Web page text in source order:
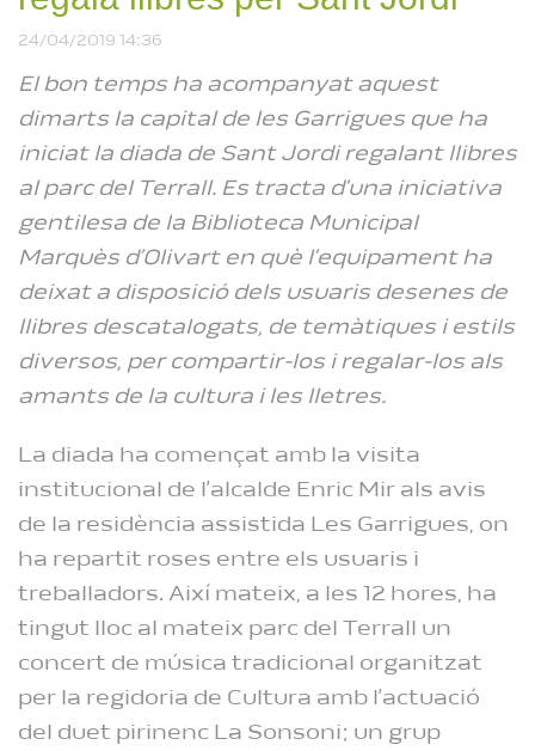
24/04/2019 14:36
El bon temps ha acompanyat aquest
dimarts la capital de les Garrigues que ha
iniciat la diada de Sant Jordi regalant llibres
al parc del Terrall. Es tracta d’una iniciativa
gentilesa de la Biblioteca Municipal
Marquès d’Olivart en què l’equipament ha
deixat a disposició dels usuaris desenes de
llibres descatalogats, de temàtiques i estils
diversos, per compartir-los i regalar-los als
amants de la cultura i les lletres.
La diada ha començat amb la visita
institucional de l’alcalde Enric Mir als avis
de la residència assistida Les Garrigues, on
ha repartit roses entre els usuaris i
treballadors. Així mateix, a les 12 hores, ha
tingut lloc al mateix parc del Terrall un
concert de música tradicional organitzat
per la regidoria de Cultura amb l’actuació
del duet pirinenc La Sonsoni; un grup